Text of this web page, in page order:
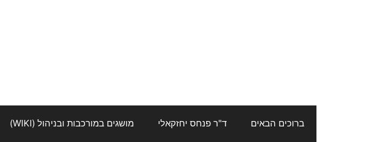
ברוכים הבאים ד"ר פנחס יחזקאלי מושגים במורכבות ובניהול (WIKI)